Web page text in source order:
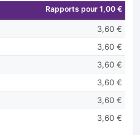
Rapports pour 1,00 €
3,60 €
3,60 €
3,60 €
3,60 €
3,60 €
3,60 €